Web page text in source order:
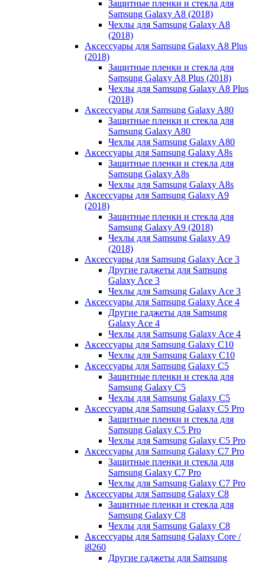
Защитные пленки и стекла для
Samsung Galaxy A8 (2018)
Чехлы для Samsung Galaxy A8
(2018)
Аксессуары для Samsung Galaxy A8 Plus
(2018)
Защитные пленки и стекла для
Samsung Galaxy A8 Plus (2018)
Чехлы для Samsung Galaxy A8 Plus
(2018)
Аксессуары для Samsung Galaxy A80
Защитные пленки и стекла для
Samsung Galaxy A80
Чехлы для Samsung Galaxy A80
Аксессуары для Samsung Galaxy A8s
Защитные пленки и стекла для
Samsung Galaxy A8s
Чехлы для Samsung Galaxy A8s
Аксессуары для Samsung Galaxy A9
(2018)
Защитные пленки и стекла для
Samsung Galaxy A9 (2018)
Чехлы для Samsung Galaxy A9
(2018)
Аксессуары для Samsung Galaxy Ace 3
Другие гаджеты для Samsung
Galaxy Ace 3
Чехлы для Samsung Galaxy Ace 3
Аксессуары для Samsung Galaxy Ace 4
Другие гаджеты для Samsung
Galaxy Ace 4
Чехлы для Samsung Galaxy Ace 4
Аксессуары для Samsung Galaxy C10
Чехлы для Samsung Galaxy C10
Аксессуары для Samsung Galaxy C5
Защитные пленки и стекла для
Samsung Galaxy C5
Чехлы для Samsung Galaxy C5
Аксессуары для Samsung Galaxy C5 Pro
Защитные пленки и стекла для
Samsung Galaxy C5 Pro
Чехлы для Samsung Galaxy C5 Pro
Аксессуары для Samsung Galaxy C7 Pro
Защитные пленки и стекла для
Samsung Galaxy C7 Pro
Чехлы для Samsung Galaxy C7 Pro
Аксессуары для Samsung Galaxy C8
Защитные пленки и стекла для
Samsung Galaxy C8
Чехлы для Samsung Galaxy C8
Аксессуары для Samsung Galaxy Core /
i8260
Другие гаджеты для Samsung